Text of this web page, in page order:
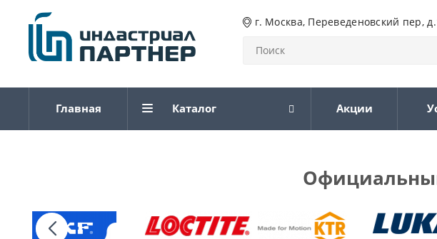
г. Москва, Переведеновский пер,
Главная Каталог Акции